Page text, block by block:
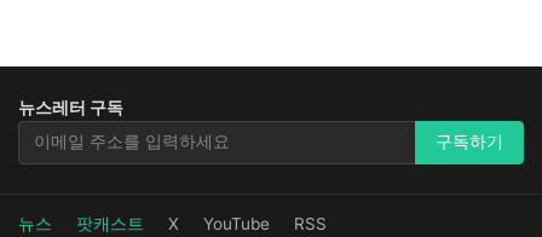
뉴스레터 구독
뉴스레터 구독
구독하기
뉴스 팟캐스트 X YouTube RSS